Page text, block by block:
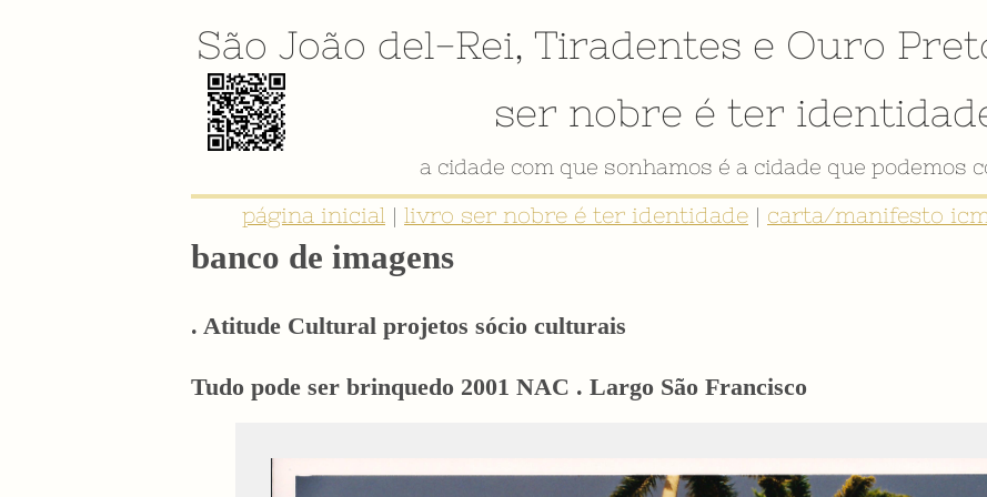
São João del-Rei, Tiradentes e Ouro
ser nobre é ter
a cidade com que sonhamos é a cidade que podemos
página inicial | livro ser nobre é ter identidade | carta/manifesto
banco de imagens
. Atitude Cultural projetos sócio culturais
Tudo pode ser brinquedo 2001 NAC . Largo São Francisco